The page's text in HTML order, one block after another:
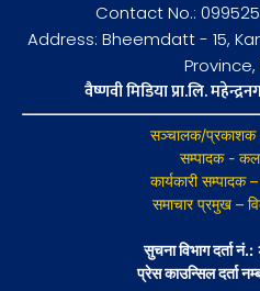
Contact No.:
Address: Bheemdatt - 15,
वैष्णवी मिडिया प्रा.लि.
सञ्चालक/प्रकाशक
सम्पादक -
कार्यकारी सम्पादक
समाचार प्रमुख –
सुचना विभाग दर्ता
प्रेस काउन्सिल दर्ता